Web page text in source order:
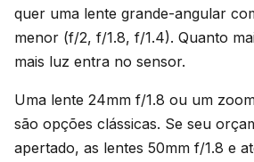
quer uma lente grande-angular
menor (f/2, f/1.8, f/1.4). Quanto
mais luz entra no sensor.
Uma lente 24mm f/1.8 ou um
são opções clássicas. Se seu
apertado, as lentes 50mm f/1.8 e